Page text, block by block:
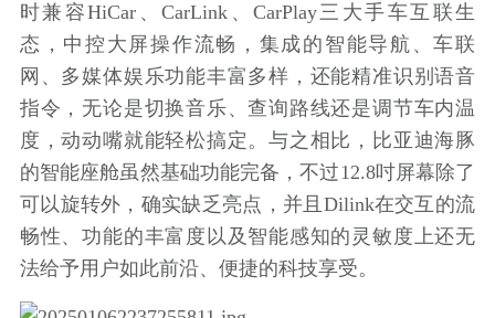
时兼容HiCar、CarLink、CarPlay三大手车互联生
态，中控大屏操作流畅，集成的智能导航、车联
网、多媒体娱乐功能丰富多样，还能精准识别语音
指令，无论是切换音乐、查询路线还是调节车内温
度，动动嘴就能轻松搞定。与之相比，比亚迪海豚
的智能座舱虽然基础功能完备，不过12.8吋屏幕除了
可以旋转外，确实缺乏亮点，并且Dilink在交互的流
畅性、功能的丰富度以及智能感知的灵敏度上还无
法给予用户如此前沿、便捷的科技享受。